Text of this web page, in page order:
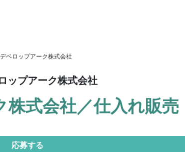
ベロップアーク株式会社
ップアーク株式会社
株式会社／仕入れ販売
応募する